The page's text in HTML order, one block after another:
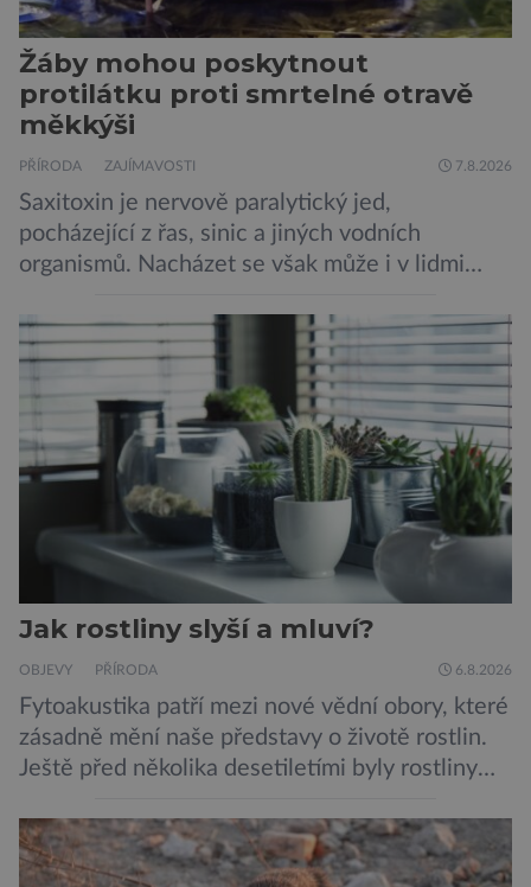
Žáby mohou poskytnout
protilátku proti smrtelné otravě
měkkýši
PŘÍRODA ZAJÍMAVOSTI 7.8.2026
Saxitoxin je nervově paralytický jed,
pocházející z řas, sinic a jiných vodních
organismů. Nacházet se však může i v lidmi
slávky. K příznakům otravy patří paralýza
dýchacích cest, dojít však může až k udušení.
Dosud proti tomuto jedu neexistovala
protilátka, nyní ji zřejmě vědci objevili, ovšem
její zdroj je […]
Jak rostliny slyší a mluví?
OBJEVY PŘÍRODA 6.8.2026
Fytoakustika patří mezi nové vědní obory, které
zásadně mění naše představy o životě rostlin.
Ještě před několika desetiletími byly rostliny
pouze reagují na změny prostředí. Moderní
výzkum však ukazuje, že skutečnost je mnohem